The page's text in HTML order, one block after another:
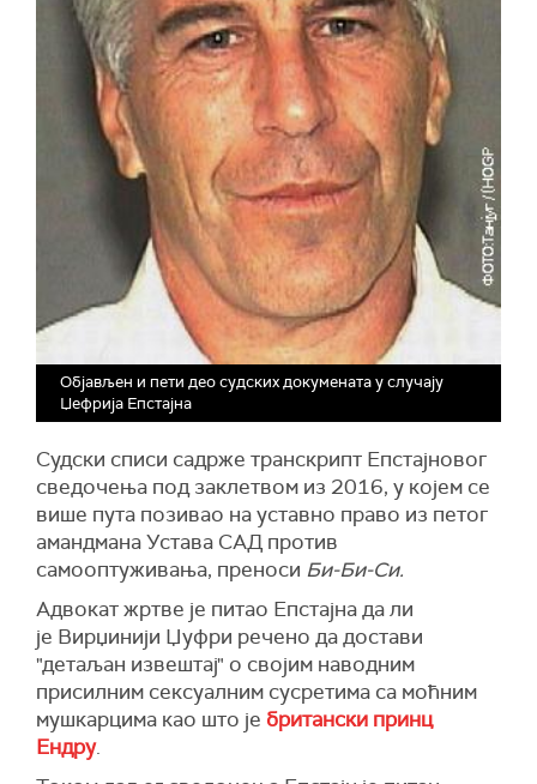
Објављен и пети део судских докумената у случају
Џефрија Епстајна
Судски списи садрже транскрипт Епстајновог
сведочења под заклетвом из 2016, у којем се
више пута позивао на уставно право из петог
амандмана Устава САД против
самооптуживања, преноси Би-Би-Си.
Адвокат жртве је питао Епстајна да ли
је Вирџинији Џуфри речено да достави
"детаљан извештај" о својим наводним
присилним сексуалним сусретима са моћним
мушкарцима као што је британски принц
Ендру.